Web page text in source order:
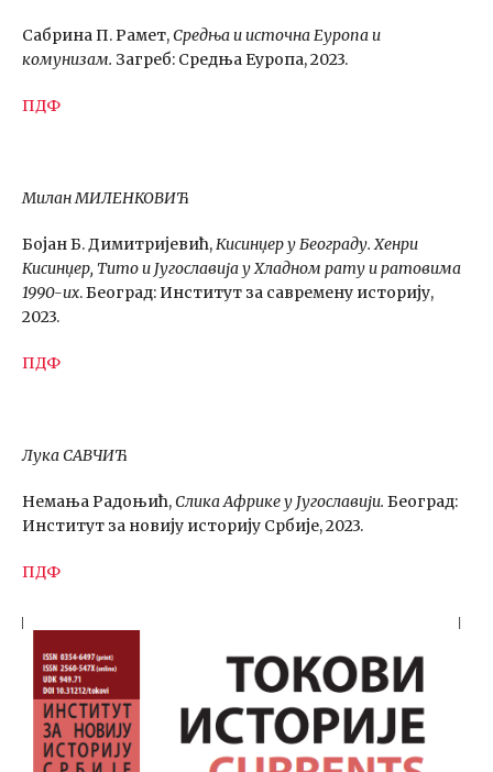
Сабрина П. Рамет,Средња и источна Еуропа и
комунизам. Загреб: Средња Еуропа, 2023.
ПДФ
Милан МИЛЕНКОВИЋ
Бојан Б. Димитријевић,Кисинџер у Београду. Хенри
Кисинџер, Тито и Југославија у Хладном рату и ратовима
1990-их. Београд: Институт за савремену историју,
2023.
ПДФ
Лука САВЧИЋ
Немања Радоњић,Слика Африке у Југославији. Београд:
Институт за новију историју Србије, 2023.
ПДФ